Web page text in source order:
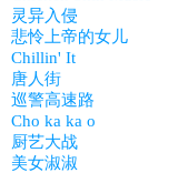
灵异入侵
悲怜上帝的女儿
Chillin' It
唐人街
巡警高速路
Cho ka ka o
厨艺大战
美女淑淑